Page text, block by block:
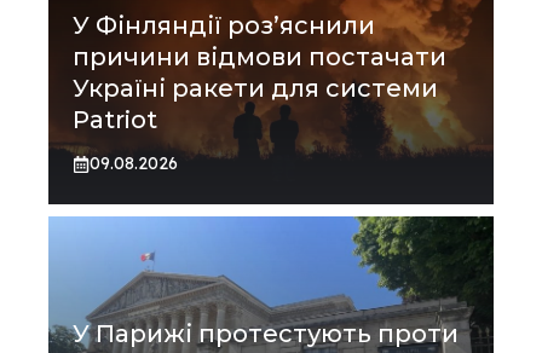
У Фінляндії роз’яснили
причини відмови постачати
Україні ракети для системи
Patriot
09.08.2026
У Парижі протестують проти